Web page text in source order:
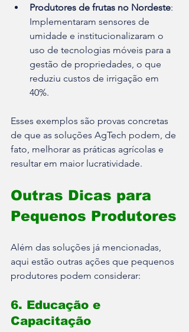
Produtores de frutas no Nordeste:
Implementaram sensores de
umidade e institucionalizaram o
uso de tecnologias móveis para a
gestão de propriedades, o que
reduziu custos de irrigação em
40%.
Esses exemplos são provas concretas
de que as soluções AgTech podem, de
fato, melhorar as práticas agrícolas e
resultar em maior lucratividade.
Outras Dicas para
Pequenos Produtores
Além das soluções já mencionadas,
aqui estão outras ações que pequenos
produtores podem considerar:
6. Educação e
Capacitação